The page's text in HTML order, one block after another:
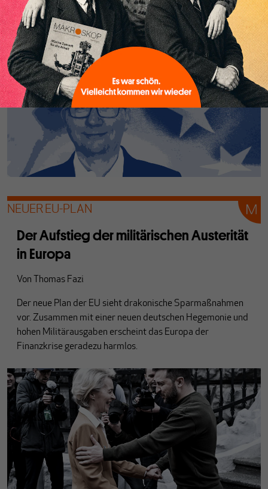
Corona-Impfstoffe nicht nur zu teuer eingekauft, sondern
auch viel zu viel bestellt. Doch die Sache ist größer.
NEUER EU-PLAN
Der Aufstieg der militärischen Austerität
in Europa
Von Thomas Fazi
Der neue Plan der EU sieht drakonische Sparmaßnahmen
vor. Zusammen mit einer neuen deutschen Hegemonie und
hohen Militärausgaben erscheint das Europa der
Finanzkrise geradezu harmlos.